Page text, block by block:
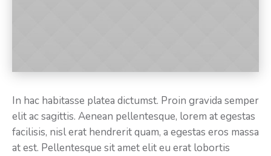
In hac habitasse platea dictumst. Proin gravida semper
elit ac sagittis. Aenean pellentesque, lorem at egestas
facilisis, nisl erat hendrerit quam, a egestas eros massa
at est. Pellentesque sit amet elit eu erat lobortis